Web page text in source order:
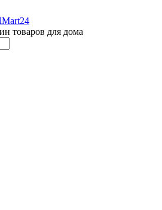
товаров для дома